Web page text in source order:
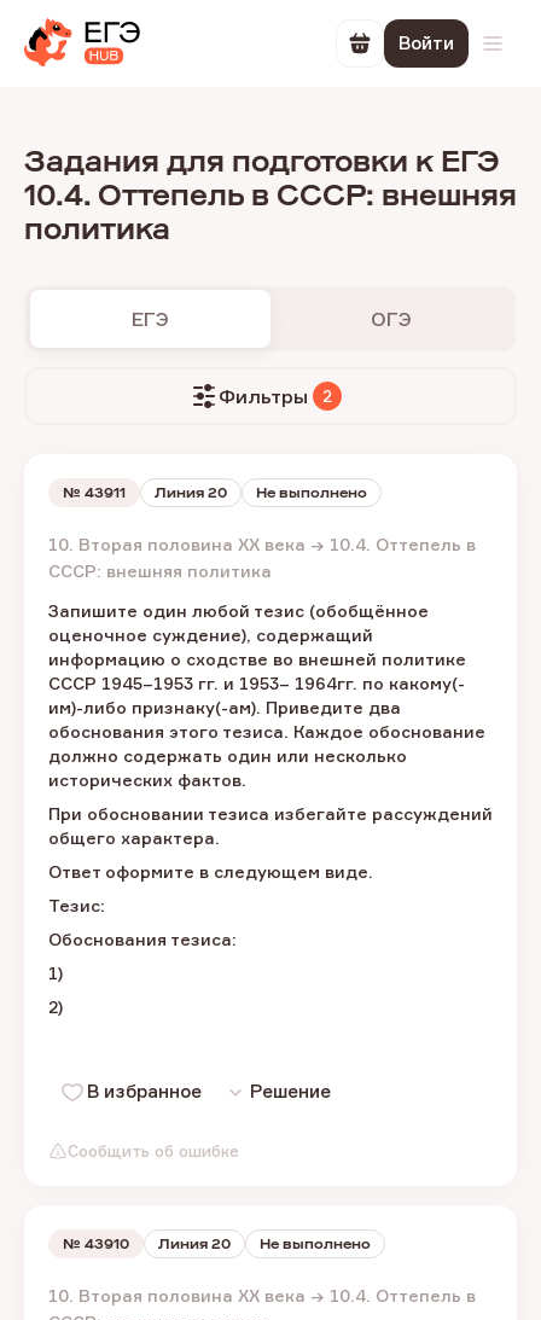
Перейти в
Войти
Задания для подготовки к ЕГЭ
10.4. Оттепель в СССР: внешняя
политика
ЕГЭ ОГЭ
Фильтры 2
№ 43911 Линия 20 Не выполнено
Сообщить об ошибке
10. Вторая половина XX века → 10.4. Оттепель в
СССР: внешняя политика
Запишите один любой тезис (обобщённое
оценочное суждение), содержащий
информацию о сходстве во внешней политике
СССР 1945–1953 гг. и 1953– 1964гг. по какому(-
им)-либо признаку(-ам). Приведите два
обоснования этого тезиса. Каждое обоснование
должно содержать один или несколько
исторических фактов.
При обосновании тезиса избегайте рассуждений
общего характера.
Ответ оформите в следующем виде.
Тезис:
Обоснования тезиса:
1)
2)
В избранное Решение
№ 43910 Линия 20 Не выполнено
10. Вторая половина XX века → 10.4. Оттепель в